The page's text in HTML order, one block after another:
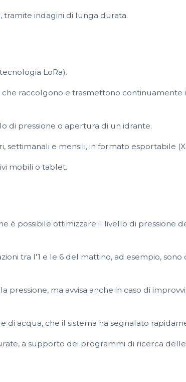
tramite indagini di lunga durata.
LoRa).
raccolgono e trasmettono continuamente
di pressione o apertura di un idrante.
e mensili, in formato esportabile
mobili o tablet.
possibile ottimizzare il livello di pressione
tra l'1 e le 6 del mattino, ad esempio,
ma avvisa anche in caso di
acqua, che il sistema ha segnalato
a supporto dei programmi di ricerca